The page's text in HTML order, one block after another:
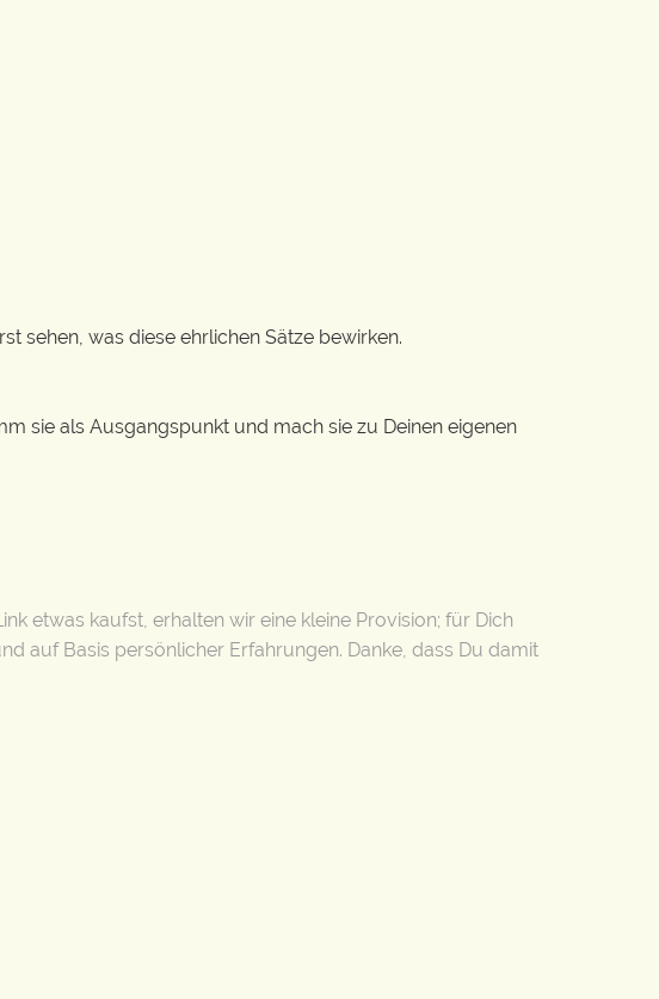
sehen, was diese ehrlichen Sätze bewirken.
sie als Ausgangspunkt und mach sie zu Deinen eigenen
etwas kaufst, erhalten wir eine kleine Provision; für Dich
auf Basis persönlicher Erfahrungen. Danke, dass Du damit